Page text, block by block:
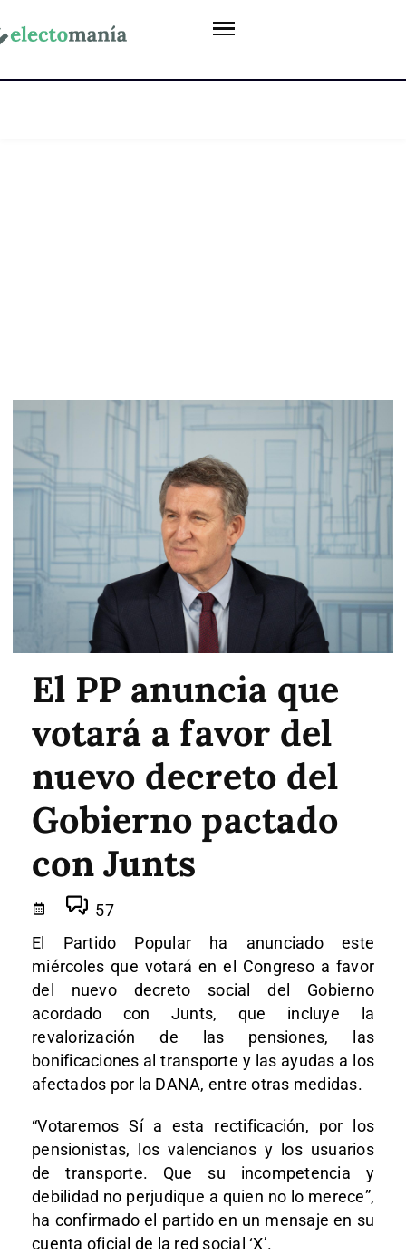
El PP anuncia que
votará a favor del
nuevo decreto del
Gobierno pactado
con Junts
57
El Partido Popular ha anunciado este
miércoles que votará en el Congreso a favor
del nuevo decreto social del Gobierno
acordado con Junts, que incluye la
revalorización de las pensiones, las
bonificaciones al transporte y las ayudas a los
afectados por la DANA, entre otras medidas.
“Votaremos Sí a esta rectificación, por los
pensionistas, los valencianos y los usuarios
de transporte. Que su incompetencia y
debilidad no perjudique a quien no lo merece”,
ha confirmado el partido en un mensaje en su
cuenta oficial de la red social ‘X’.